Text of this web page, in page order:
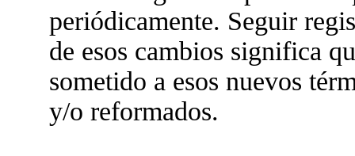
periódicamente. Seguir
de esos cambios significa
sometido a esos nuevos
y/o reformados.